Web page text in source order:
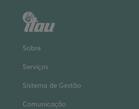
Sobre
Serviços
Sistema de Gestão
Comunicação